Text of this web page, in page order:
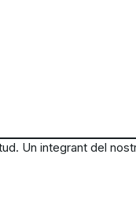
Un integrant del